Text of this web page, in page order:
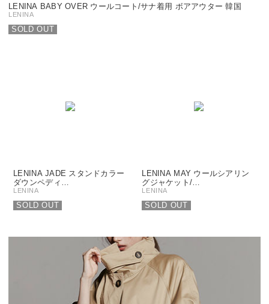
LENINA BABY OVER ウールコート/サナ着用 ボアアウター 韓国
LENINA
SOLD OUT
LENINA JADE スタンドカラー
ダウンペディ…
LENINA
SOLD OUT
LENINA MAY ウールシアリン
グジャケット/…
LENINA
SOLD OUT